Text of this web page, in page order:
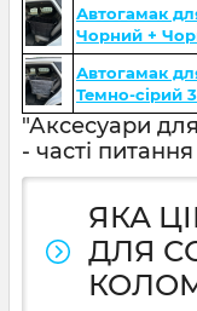
Автогамак
Чорний +
Автогамак
Темно-сірий
"Аксесуари
- часті питання
ЯКА
ДЛЯ